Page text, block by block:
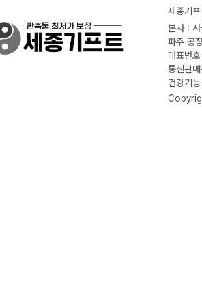
세종기
본사 :
파주 공
대표번
통신판
건강기